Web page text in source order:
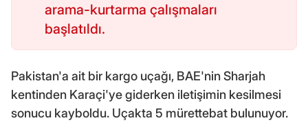
arama-kurtarma çalışmaları
başlatıldı.
Pakistan'a ait bir kargo uçağı, BAE'nin Sharjah
kentinden Karaçi'ye giderken iletişimin kesilmesi
sonucu kayboldu. Uçakta 5 mürettebat bulunuyor.